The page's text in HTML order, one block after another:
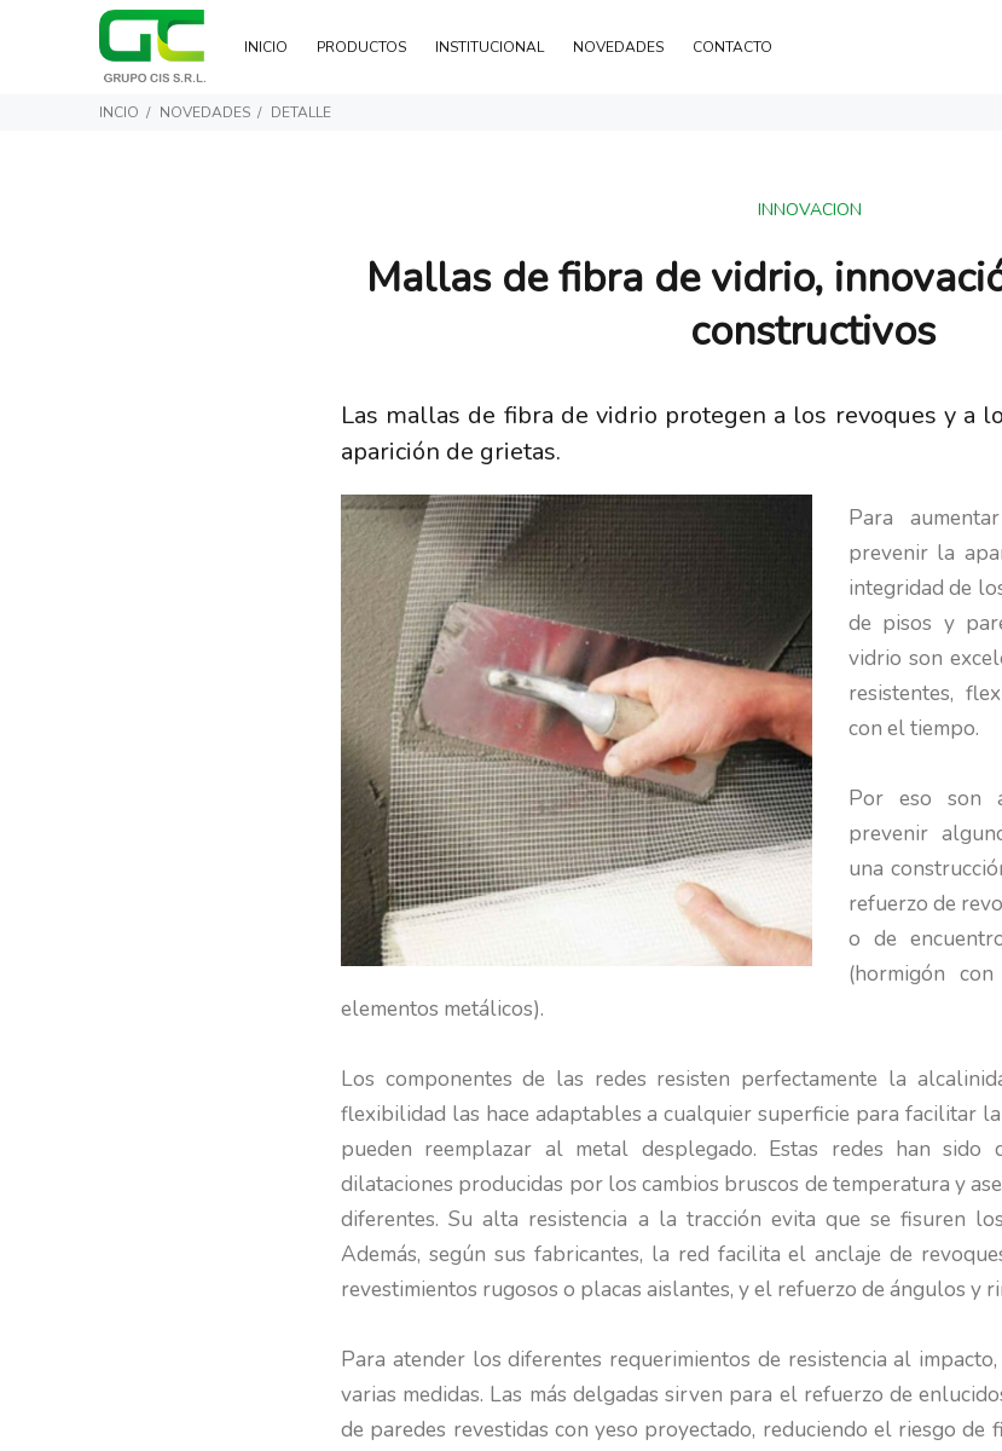
INICIO PRODUCTOS INSTITUCIONAL NOVEDADES CONTACTO
INCIO NOVEDADES DETALLE
INNOVACION
Mallas de fibra de vidrio,
constructivos
Las mallas de fibra de vidrio protegen a los revoques y a
aparición de grietas.
Para
prevenir la
integridad de
de pisos y
vidrio son
resistentes,
con el tiempo.
Por eso son
prevenir
una
refuerzo de
o de
(hormigón
elementos metálicos).
Los componentes de las redes resisten perfectamente la
flexibilidad las hace adaptables a cualquier superficie para facilitar la
pueden reemplazar al metal desplegado. Estas redes han sido
dilataciones producidas por los cambios bruscos de temperatura y
diferentes. Su alta resistencia a la tracción evita que se fisuren
Además, según sus fabricantes, la red facilita el anclaje de
revestimientos rugosos o placas aislantes, y el refuerzo de ángulos y
Para atender los diferentes requerimientos de resistencia al
varias medidas. Las más delgadas sirven para el refuerzo de
de paredes revestidas con yeso proyectado, reduciendo el riesgo de